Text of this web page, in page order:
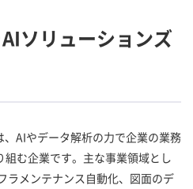
ソリューションズ
AIやデータ解析の力で企業の業務
む企業です。主な事業領域とし
ラメンテナンス自動化、図面のデ